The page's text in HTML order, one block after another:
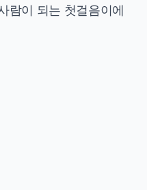
람이 되는 첫걸음이에